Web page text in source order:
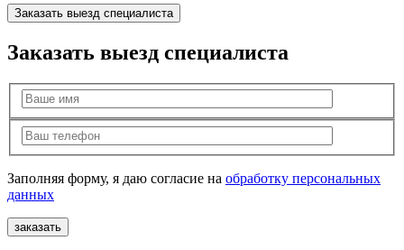
Заказать выезд специалиста
Заказать выезд специалиста
Заполняя форму, я даю согласие на обработку персональных
данных